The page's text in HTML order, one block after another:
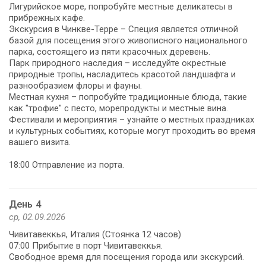
Лигурийское море, попробуйте местные деликатесы в
прибрежных кафе.
Экскурсия в Чинкве-Терре – Специя является отличной
базой для посещения этого живописного национального
парка, состоящего из пяти красочных деревень.
Парк природного наследия – исследуйте окрестные
природные тропы, насладитесь красотой ландшафта и
разнообразием флоры и фауны.
Местная кухня – попробуйте традиционные блюда, такие
как "трофие" с песто, морепродукты и местные вина.
Фестивали и мероприятия – узнайте о местных праздниках
и культурных событиях, которые могут проходить во время
вашего визита.
18:00 Отправление из порта.
День 4
ср, 02.09.2026
Чивитавеккья, Италия (Стоянка 12 часов)
07:00 Прибытие в порт Чивитавеккья.
Свободное время для посещения города или экскурсий.